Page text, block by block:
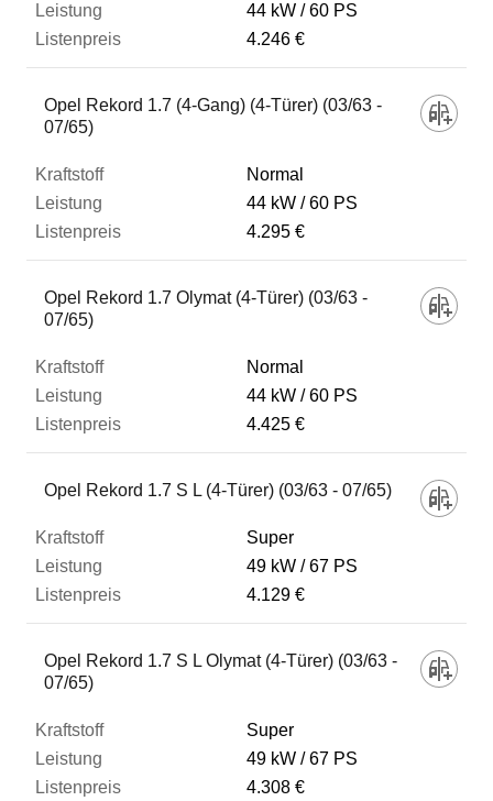
44 kW
60 PS
4.246 €
Opel Rekord 1.7 (4-Gang) (4-Türer) (03/63 -
07/65)
Normal
44 kW
60 PS
4.295 €
Opel Rekord 1.7 Olymat (4-Türer) (03/63 -
07/65)
Normal
44 kW
60 PS
4.425 €
Opel Rekord 1.7 S L (4-Türer) (03/63 - 07/65)
Super
49 kW
67 PS
4.129 €
Opel Rekord 1.7 S L Olymat (4-Türer) (03/63 -
07/65)
Super
49 kW
67 PS
4.308 €